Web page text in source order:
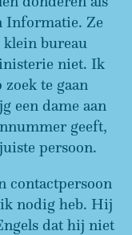
Informatie. Ze
klein bureau
niet. Ik
te gaan
een dame aan
geeft,
persoon.
contactpersoon
nodig heb. Hij
dat hij niet